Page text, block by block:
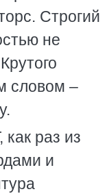
Строгий
не
словом –
раз из
и